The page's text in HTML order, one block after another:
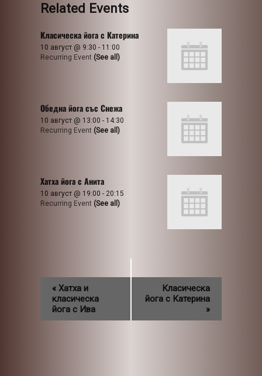
Related Events
Класическа йога с Катерина
10 август @ 9:30 - 11:00
Recurring Event (See all)
Обедна йога със Снежа
10 август @ 13:00 - 14:30
Recurring Event (See all)
Хатха йога с Анита
10 август @ 19:00 - 20:15
Recurring Event (See all)
« Хатха и
класическа
йога с Ива
Класическа
йога с Катерина
»